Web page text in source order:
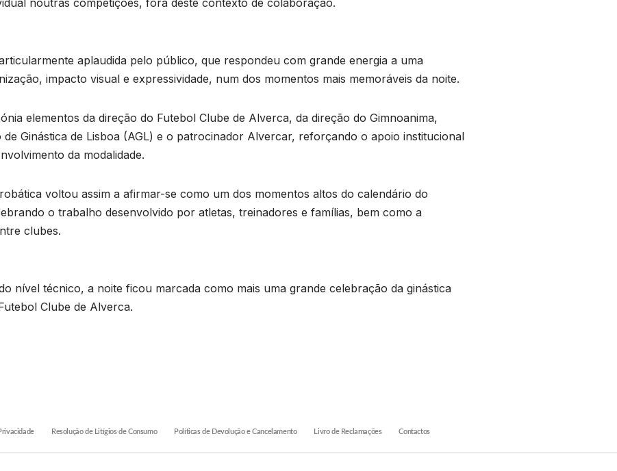
noutras competições, fora deste contexto de colaboração.
aplaudida pelo público, que respondeu com grande energia a uma
impacto visual e expressividade, num dos momentos mais memoráveis da noite.
elementos da direção do Futebol Clube de Alverca, da direção do Gimnoanima,
Ginástica de Lisboa (AGL) e o patrocinador Alvercar, reforçando o apoio institucional
da modalidade.
voltou assim a afirmar-se como um dos momentos altos do calendário do
o trabalho desenvolvido por atletas, treinadores e famílias, bem como a
clubes.
nível técnico, a noite ficou marcada como mais uma grande celebração da ginástica
Clube de Alverca.
Resolução de Litígios de Consumo Políticas de Devolução e Cancelamento Livro de Reclamações Contactos